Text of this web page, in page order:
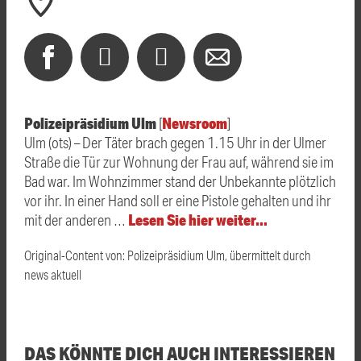
Polizeipräsidium Ulm[Newsroom]
Ulm (ots) – Der Täter brach gegen 1.15 Uhr in der Ulmer
Straße die Tür zur Wohnung der Frau auf, während sie im
Bad war. Im Wohnzimmer stand der Unbekannte plötzlich
vor ihr. In einer Hand soll er eine Pistole gehalten und ihr
mit der anderen … Lesen Sie hier weiter…
Original-Content von: Polizeipräsidium Ulm, übermittelt durch
news aktuell
DAS KÖNNTE DICH AUCH INTERESSIEREN